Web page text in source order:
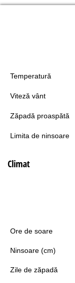
Temperatură
Viteză vânt
Zăpadă proaspătă
Limita de ninsoare
Climat
Ore de soare
Ninsoare (cm)
Zile de zăpadă